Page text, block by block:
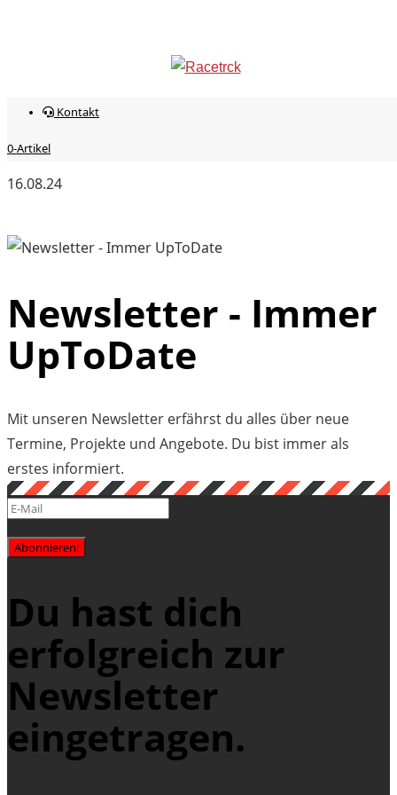
Kontakt
0-Artikel
Pitbike Indoor
Training
16.08.24
Newsletter - Immer
UpToDate
Mit unseren Newsletter erfährst du alles über neue
Termine, Projekte und Angebote. Du bist immer als
erstes informiert.
Abonnieren!
Du hast dich
erfolgreich zur
Newsletter
eingetragen.